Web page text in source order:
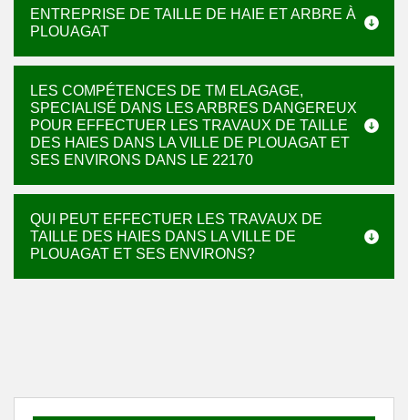
ENTREPRISE DE TAILLE DE HAIE ET ARBRE À
PLOUAGAT
LES COMPÉTENCES DE TM ELAGAGE,
SPECIALISÉ DANS LES ARBRES DANGEREUX
POUR EFFECTUER LES TRAVAUX DE TAILLE
DES HAIES DANS LA VILLE DE PLOUAGAT ET
SES ENVIRONS DANS LE 22170
QUI PEUT EFFECTUER LES TRAVAUX DE
TAILLE DES HAIES DANS LA VILLE DE
PLOUAGAT ET SES ENVIRONS?